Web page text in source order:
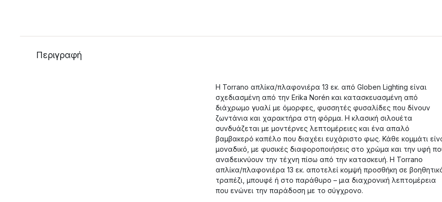
Περιγραφή
Η Torrano απλίκα/πλαφονιέρα 13 εκ. από Globen Lighting είναι
σχεδιασμένη από την Erika Norén και κατασκευασμένη από
διάχρωμο γυαλί με όμορφες, φυσσητές φυσαλίδες που δίνουν
ζωντάνια και χαρακτήρα στη φόρμα. Η κλασική σιλουέτα
συνδυάζεται με μοντέρνες λεπτομέρειες και ένα απαλό
βαμβακερό καπέλο που διαχέει ευχάριστο φως. Κάθε κομμάτι
μοναδικό, με φυσικές διαφοροποιήσεις στο χρώμα και την υφή
αναδεικνύουν την τέχνη πίσω από την κατασκευή. Η Torrano
απλίκα/πλαφονιέρα 13 εκ. αποτελεί κομψή προσθήκη σε
τραπέζι, μπουφέ ή στο παράθυρο – μια διαχρονική λεπτομέρεια
που ενώνει την παράδοση με το σύγχρονο.